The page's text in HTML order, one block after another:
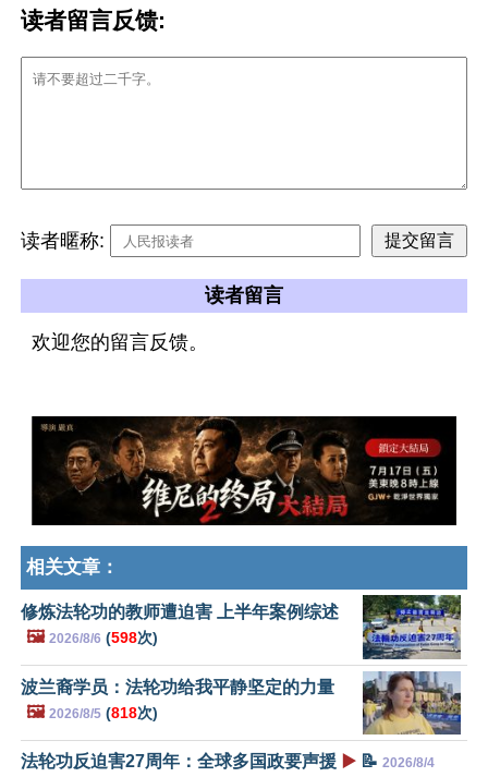
读者留言反馈:
读者暱称:
读者留言
欢迎您的留言反馈。
相关文章：
修炼法轮功的教师遭迫害 上半年案例综述
🖼️ 2026/8/6 (598次)
波兰裔学员：法轮功给我平静坚定的力量
🖼️ 2026/8/5 (818次)
法轮功反迫害27周年：全球多国政要声援 ▶️ 📝 2026/8/4